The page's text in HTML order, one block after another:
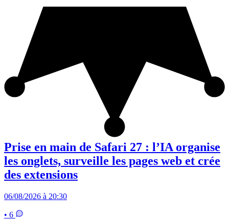
Prise en main de Safari 27 : l’IA organise
les onglets, surveille les pages web et crée
des extensions
06/08/2026 à 20:30
• 6